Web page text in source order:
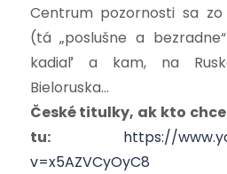
Centrum pozornosti sa zo
(tá „poslušne a
kadiaľ a kam, na
Bieloruska…
České titulky, ak kto
tu: https://
v=x5AZVCyOyC8